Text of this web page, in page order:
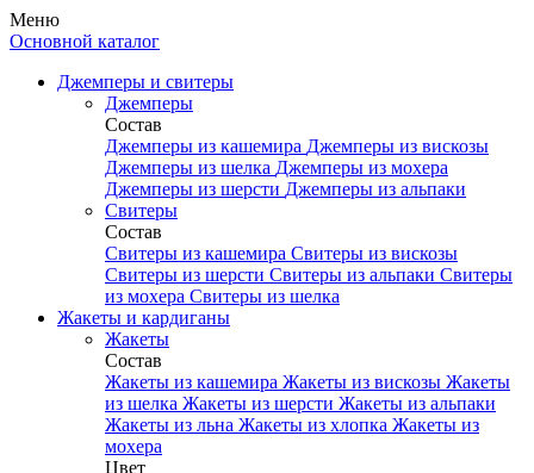
Меню
Основной каталог
Джемперы и свитеры
Джемперы
Состав
Джемперы из кашемира Джемперы из вискозы
Джемперы из шелка Джемперы из мохера
Джемперы из шерсти Джемперы из альпаки
Свитеры
Состав
Свитеры из кашемира Свитеры из вискозы
Свитеры из шерсти Свитеры из альпаки Свитеры
из мохера Свитеры из шелка
Жакеты и кардиганы
Жакеты
Состав
Жакеты из кашемира Жакеты из вискозы Жакеты
из шелка Жакеты из шерсти Жакеты из альпаки
Жакеты из льна Жакеты из хлопка Жакеты из
мохера
Цвет